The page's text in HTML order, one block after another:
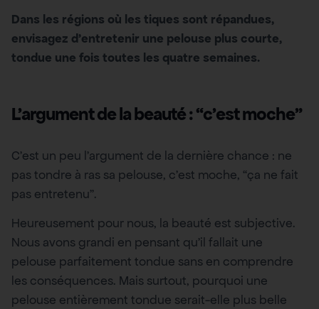
Dans les régions où les tiques sont répandues,
envisagez d’entretenir une pelouse plus courte,
tondue une fois toutes les quatre semaines.
L’argument de la beauté : “c’est moche”
C’est un peu l’argument de la dernière chance : ne
pas tondre à ras sa pelouse, c’est moche, “ça ne fait
pas entretenu”.
Heureusement pour nous, la beauté est subjective.
Nous avons grandi en pensant qu’il fallait une
pelouse parfaitement tondue sans en comprendre
les conséquences. Mais surtout, pourquoi une
pelouse entièrement tondue serait-elle plus belle